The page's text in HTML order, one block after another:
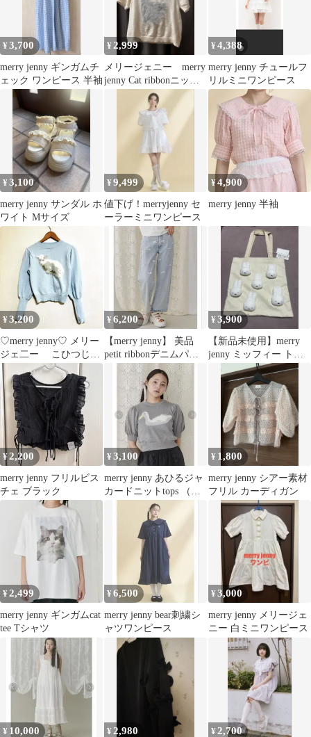
¥3,700
merry jenny ギンガムチ
ェック ワンピース 半袖
¥ 2,999
メリージェニー merry
jenny Cat ribbonニット
¥4,388
merry jenny チュールフ
リルミニワンピース
¥3,100
merry jenny サンダル ホ
ワイト Mサイズ
¥9,499
値下げ！merryjenny セ
ーラーミニワンピース
¥4,900
merry jenny 半袖
¥3,200
♡merry jenny♡ メリー
ジェ二ー こひつじジ
ャカードニット ブル
ー
¥ 6,200
【merry jenny】 美品
petit ribbonデニムパン
¥3,900
【新品未使用】merry
jenny ミッフィー トー
トバッグ
¥2,200
merry jenny フリルビス
チェ ブラック
¥3,100
merry jenny あひるジャ
カードニットtops （グ
¥ 1,800
merry jenny シアー素材
フリル カーディガン
¥2,499
merry jenny ギンガムcat
tee Tシャツ
¥6,500
merry jenny bear刺繍シ
ャツワンピース
¥3,000
merry jenny メリージェ
ニー 白ミニワンピース
¥ 10,000 ¥ 2,980 ¥ 2,700